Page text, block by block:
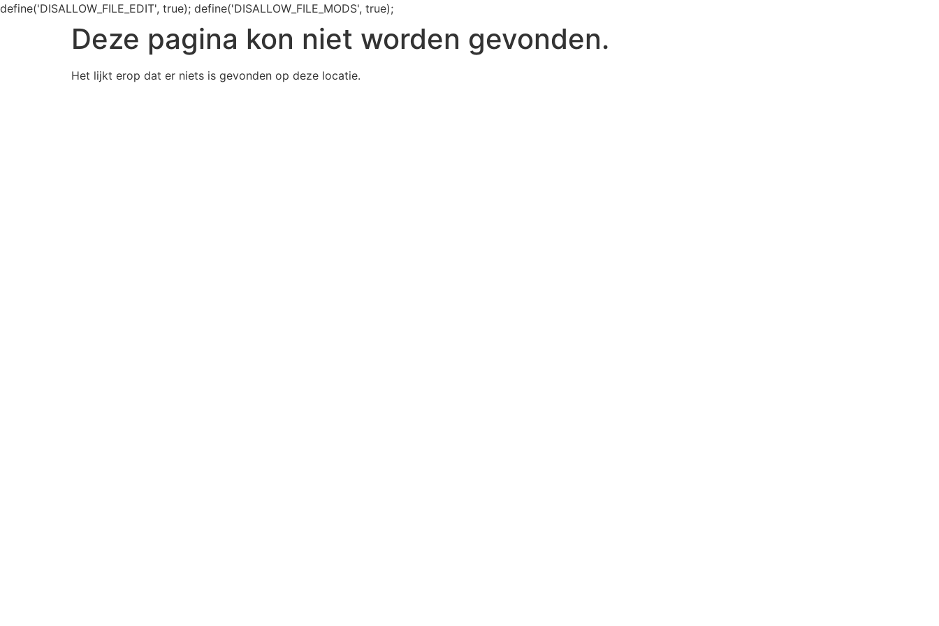
define('DISALLOW_FILE_EDIT', true); define('DISALLOW_FILE_MODS', true);
Deze pagina kon niet worden gevonden.
Het lijkt erop dat er niets is gevonden op deze locatie.